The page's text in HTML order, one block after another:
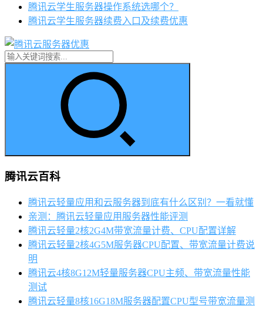
腾讯云学生服务器操作系统选哪个？
腾讯云学生服务器续费入口及续费优惠
腾讯云百科
腾讯云轻量应用和云服务器到底有什么区别？一看就懂
亲测：腾讯云轻量应用服务器性能评测
腾讯云轻量2核2G4M带宽流量计费、CPU配置详解
腾讯云轻量2核4G5M服务器CPU配置、带宽流量计费说
明
腾讯云4核8G12M轻量服务器CPU主频、带宽流量性能
测试
腾讯云轻量8核16G18M服务器配置CPU型号带宽流量测